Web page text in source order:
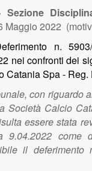
Sezione
Maggio 2022
n.
nei confronti dei
Catania Spa - Reg.
con riguardo
Società Calcio
essere stata
9.04.2022 come
il deferimento